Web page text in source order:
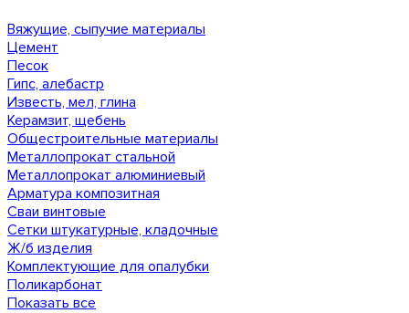
Вяжущие, сыпучие материалы
Цемент
Песок
Гипс, алебастр
Известь, мел, глина
Керамзит, щебень
Общестроительные материалы
Металлопрокат стальной
Металлопрокат алюминиевый
Арматура композитная
Сваи винтовые
Сетки штукатурные, кладочные
Ж/б изделия
Комплектующие для опалубки
Поликарбонат
Показать все